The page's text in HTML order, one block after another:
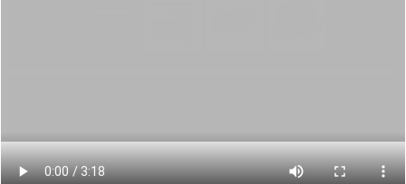
Porozumienie o współpracy z 16 Dolnośląską
Brygadą Obrony Terytorialnej